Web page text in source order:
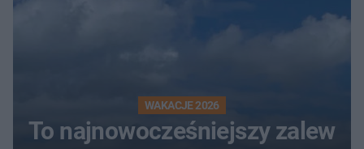
WAKACJE 2026
To najnowocześniejszy zalew